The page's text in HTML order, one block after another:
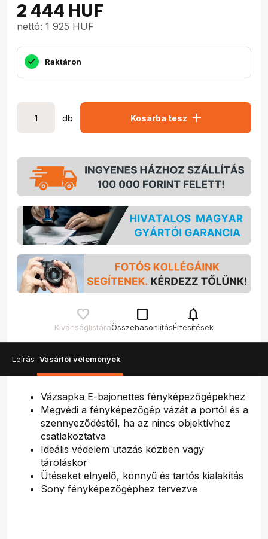
2 444 HUF
nettó: 1 925 HUF
Raktáron
db Kosárba tesz add
Kívánságlistára
check_box_outline_blank
Összehasonlítás
notifications
Értesítések
Leírás Vásárlói vélemények
Vázsapka E-bajonettes fényképezőgépekhez
Megvédi a fényképezőgép vázát a portól és a
szennyeződéstől, ha az nincs objektívhez
csatlakoztatva
Ideális védelem utazás közben vagy
tároláskor
Ütéseket elnyelő, könnyű és tartós kialakítás
Sony fényképezőgéphez tervezve